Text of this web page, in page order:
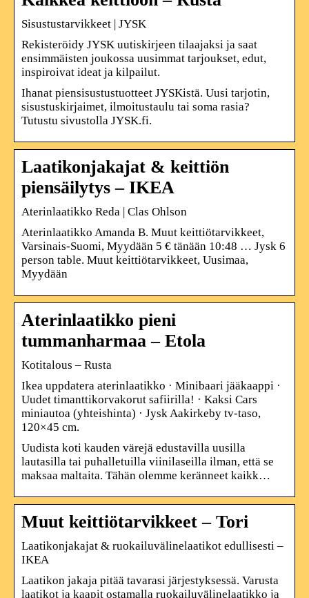
Sisustustarvikkeet | JYSK
Rekisteröidy JYSK uutiskirjeen tilaajaksi ja saat
ensimmäisten joukossa uusimmat tarjoukset, edut,
inspiroivat ideat ja kilpailut.
Ihanat piensisustustuotteet JYSKistä. Uusi tarjotin,
sisustuskirjaimet, ilmoitustaulu tai soma rasia?
Tutustu sivustolla JYSK.fi.
Laatikonjakajat & keittiön
piensäilytys – IKEA
Aterinlaatikko Reda | Clas Ohlson
Aterinlaatikko Amanda B. Muut keittiötarvikkeet,
Varsinais-Suomi, Myydään 5 € tänään 10:48 … Jysk 6
person table. Muut keittiötarvikkeet, Uusimaa,
Myydään
Aterinlaatikko pieni
tummanharmaa – Etola
Kotitalous – Rusta
Ikea uppdatera aterinlaatikko · Minibaari jääkaappi ·
Uudet timanttikorvakorut safiirilla! · Kaksi Cars
miniautoa (yhteishinta) · Jysk Aakirkeby tv-taso,
120×45 cm.
Uudista koti kauden värejä edustavilla uusilla
lautasilla tai puhalletuilla viinilaseilla ilman, että se
maksaa maltaita. Tähän olemme keränneet kaikk…
Muut keittiötarvikkeet – Tori
Laatikonjakajat & ruokailuvälinelaatikot edullisesti –
IKEA
Laatikon jakaja pitää tavarasi järjestyksessä. Varusta
laatikot ja kaapit ostamalla ruokailuvälinelaatikko ja